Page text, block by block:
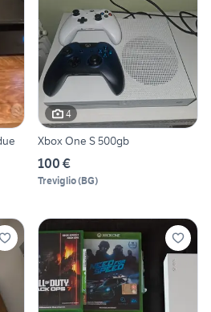
4
Xbox One S 500gb
100 €
Treviglio(BG)